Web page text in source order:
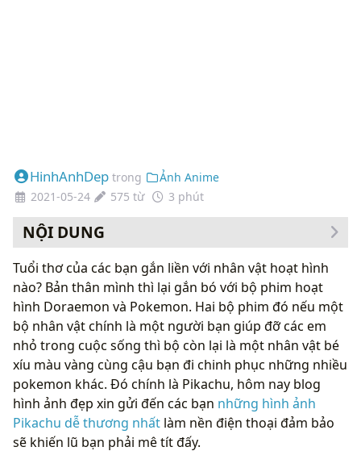
HinhAnhDep trong
Ảnh Anime
2021-05-24
575 từ 3 phút
NỘI DUNG
Tuổi thơ của các bạn gắn liền với nhân vật hoạt hình
nào? Bản thân mình thì lại gắn bó với bộ phim hoạt
hình Doraemon và Pokemon. Hai bộ phim đó nếu một
bộ nhân vật chính là một người bạn giúp đỡ các em
nhỏ trong cuộc sống thì bộ còn lại là một nhân vật bé
xíu màu vàng cùng cậu bạn đi chinh phục những nhiều
pokemon khác. Đó chính là Pikachu, hôm nay blog
hình ảnh đẹp xin gửi đến các bạn những hình ảnh
Pikachu dễ thương nhất làm nền điện thoại đảm bảo
sẽ khiến lũ bạn phải mê tít đấy.